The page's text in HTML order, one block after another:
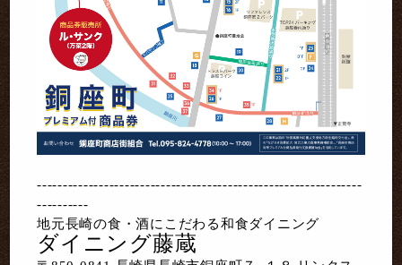
---------------------------------------------------------------
----------
地元長崎の食・酒にこだわる和食ダイニング
ダイニング藤蔵